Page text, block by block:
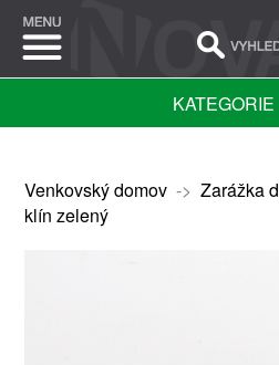
KATEGORIE
Venkovský domov-> Zarážka
klín zelený